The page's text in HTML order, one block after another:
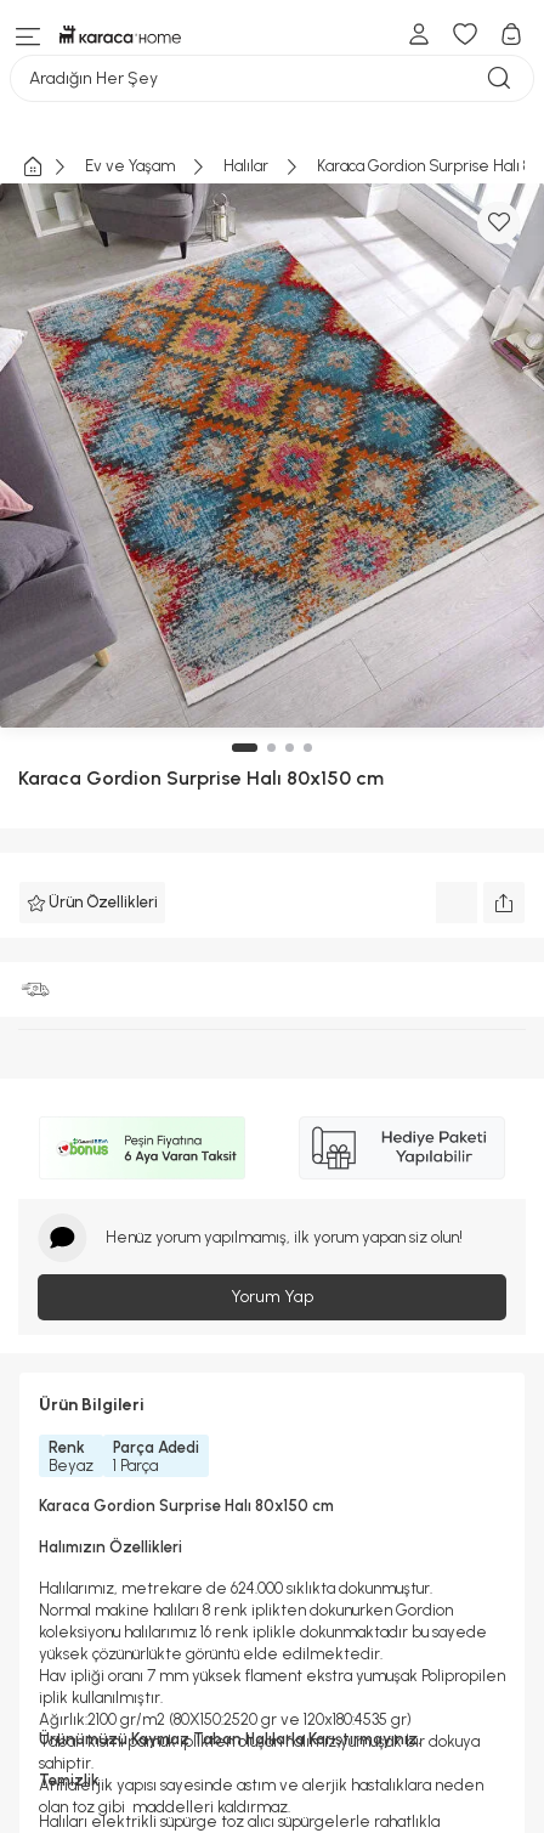
Aradığın Her Şey
Ev ve Yaşam Halılar Karaca Gordion Surprise Halı
Karaca Gordion Surprise Halı 80x150 cm
Ürün Özellikleri
Henüz yorum yapılmamış, ilk yorum yapan siz olun!
Yorum Yap
Ürün Bilgileri
Renk
Beyaz
Parça Adedi
1 Parça
Karaca Gordion Surprise Halı 80x150 cm
Halımızın Özellikleri
Halılarımız, metrekare de 624.000 sıklıkta dokunmuştur.
Normal makine halıları 8 renk iplikten dokunurken Gordion
koleksiyonu halılarımız 16 renk iplikle dokunmaktadır bu sayede
yüksek çözünürlükte görüntü elde edilmektedir.
Hav ipliği oranı 7 mm yüksek flament ekstra yumuşak Polipropilen
iplik kullanılmıştır.
Ağırlık:2100 gr/m2 (80X150:2520 gr ve 120x180:4535 gr)
Taban kısmı pamuk iplikten oluşan halımız yumuşak bir dokuya
sahiptir.
Antialerjik yapısı sayesinde astım ve alerjik hastalıklara neden
olan toz gibi maddelleri kaldırmaz.
Ürünümüzü Kaymaz Taban Halılarla Karıştırmayınız.
Temizlik
Halıları elektrikli süpürge toz alıcı süpürgelerle rahatlıkla